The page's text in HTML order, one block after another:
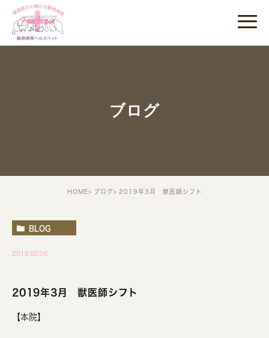
ブログ
HOME ブログ 2019年3月 獣医師シフト
BLOG
2019.02.06
2019年3月 獣医師シフト
【本院】